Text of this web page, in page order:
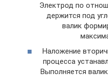
Электрод по
держится под
валик
Наложение
процесса
Выполняется